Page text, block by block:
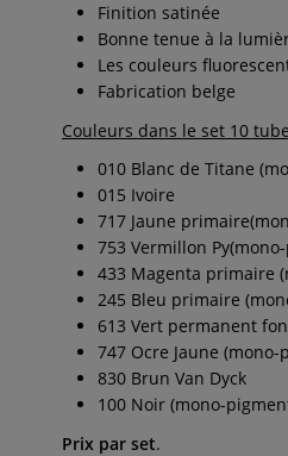
Finition satinée
Bonne tenue à la
Les couleurs
Fabrication belge
Couleurs dans le set 10
010 Blanc de Titane
015 Ivoire
717 Jaune
753 Vermillon
433 Magenta primaire
245 Bleu primaire
613 Vert permanent
747 Ocre Jaune (mono-
830 Brun Van Dyck
100 Noir (mono-
Prix par set.